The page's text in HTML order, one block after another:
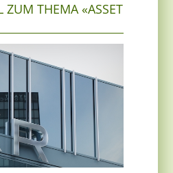
ZUM THEMA «ASSET